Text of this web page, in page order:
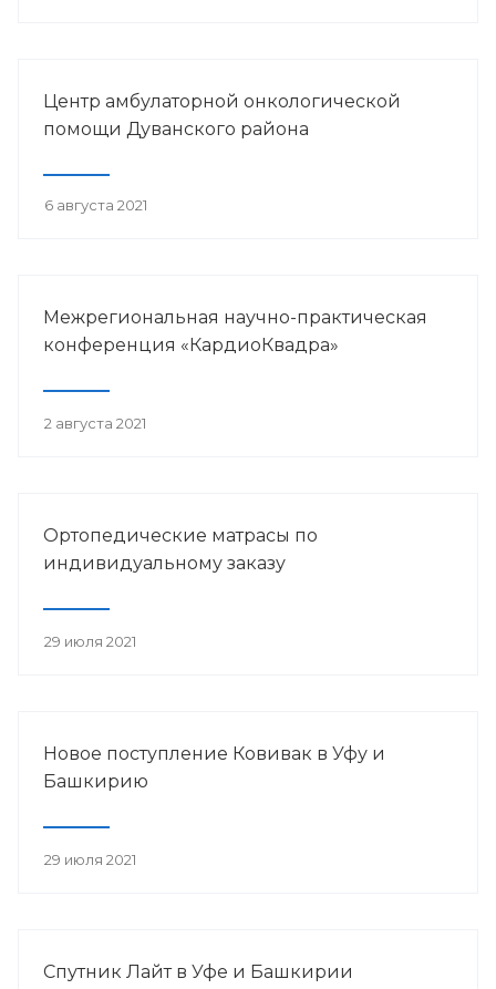
Центр амбулаторной онкологической
помощи Дуванского района
6 августа 2021
Межрегиональная научно-практическая
конференция «КардиоКвадра»
2 августа 2021
Ортопедические матрасы по
индивидуальному заказу
29 июля 2021
Новое поступление Ковивак в Уфу и
Башкирию
29 июля 2021
Спутник Лайт в Уфе и Башкирии